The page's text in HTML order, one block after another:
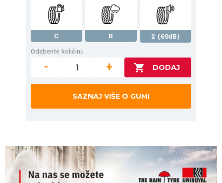
C B
2 (69dB)
Odaberite količinu
- +
SAZNAJ VIŠE O GUMI